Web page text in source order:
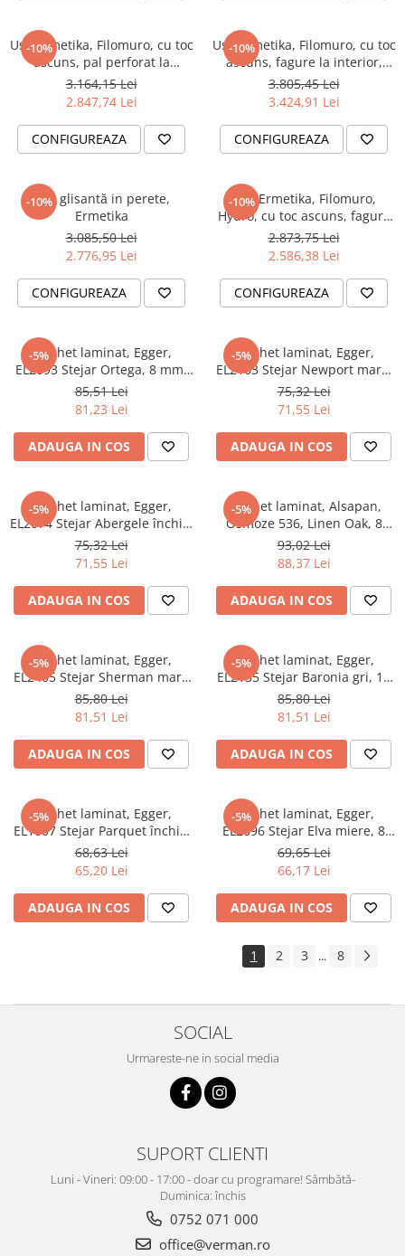
-10%
Usa Ermetika, Filomuro, cu toc
ascuns, pal perforat la
interior, înălțime gol 2080
3.164,15 Lei
2.847,74 Lei
CONFIGUREAZA
-10%
Usa Ermetika, Filomuro, cu toc
ascuns, fagure la interior,
înălțime gol 2450
3.805,45 Lei
3.424,91 Lei
CONFIGUREAZA
-10%
Usa glisantă in perete,
Ermetika
3.085,50 Lei
2.776,95 Lei
CONFIGUREAZA
-10%
Usa Ermetika, Filomuro,
Hydro, cu toc ascuns, fagure
la interior, înălțime gol 2020
2.873,75 Lei
2.586,38 Lei
CONFIGUREAZA
-5%
Parchet laminat, Egger,
EL2093 Stejar Ortega, 8 mm,
2V, Be Simplistic 1
85,51 Lei
81,23 Lei
ADAUGA IN COS
-5%
Parchet laminat, Egger,
EL2163 Stejar Newport maro,
8 mm, 4V, Live Natural 1
75,32 Lei
71,55 Lei
ADAUGA IN COS
-5%
Parchet laminat, Egger,
EL2074 Stejar Abergele închis,
8 mm, 4V, Create Vintage
75,32 Lei
71,55 Lei
ADAUGA IN COS
-5%
Parchet laminat, Alsapan,
Osmoze 536, Linen Oak, 8
mm, 4V, 5G
93,02 Lei
88,37 Lei
ADAUGA IN COS
-5%
Parchet laminat, Egger,
EL2405 Stejar Sherman maro
deschis, 10 mm, 4V, AQ24,
Mix & Match
85,80 Lei
81,51 Lei
ADAUGA IN COS
-5%
Parchet laminat, Egger,
EL2135 Stejar Baronia gri, 10
mm, 4V, AQ24, Mix & Match
85,80 Lei
81,51 Lei
ADAUGA IN COS
-5%
Parchet laminat, Egger,
EL1007 Stejar Parquet închis,
8 mm, 4V, Mix & Match
68,63 Lei
65,20 Lei
ADAUGA IN COS
-5%
Parchet laminat, Egger,
EL2096 Stejar Elva miere, 8
mm, 4V, Mix & Match
69,65 Lei
66,17 Lei
ADAUGA IN COS
1 2 3 ... 8
SOCIAL
Urmareste-ne in social media
SUPORT CLIENTI
Luni - Vineri: 09:00 - 17:00 - doar cu programare! Sâmbătă-
Duminica: închis
0752 071 000
office@verman.ro